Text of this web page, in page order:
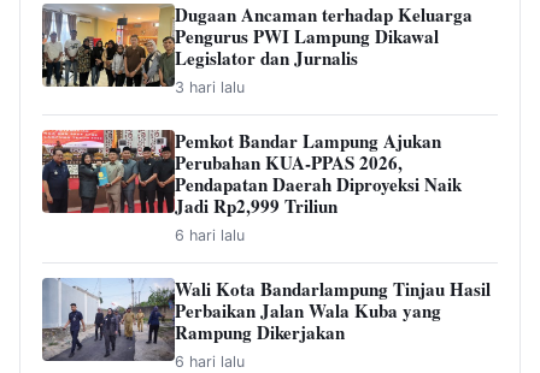
Dugaan Ancaman terhadap Keluarga
Pengurus PWI Lampung Dikawal
Legislator dan Jurnalis
3 hari lalu
Pemkot Bandar Lampung Ajukan
Perubahan KUA-PPAS 2026,
Pendapatan Daerah Diproyeksi Naik
Jadi Rp2,999 Triliun
6 hari lalu
Wali Kota Bandarlampung Tinjau Hasil
Perbaikan Jalan Wala Kuba yang
Rampung Dikerjakan
6 hari lalu